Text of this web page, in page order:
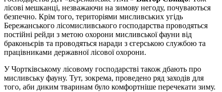
лісові мешканці, незважаючи на зимову негоду, почуваються
безпечно. Крім того, територіями мисливських угідь
Бережанського лісомисливського господарства проводяться
постійні рейди з метою охорони мисливської фауни від
браконьєрів та проводяться наради з єгерською службою та
працівниками державної лісової охорони.
У Чортківському лісовому господарстві також дбають про
мисливську фауну. Тут, зокрема, проведено ряд заходів для
того, аби диким тваринам було комфортніше перечекати зиму.